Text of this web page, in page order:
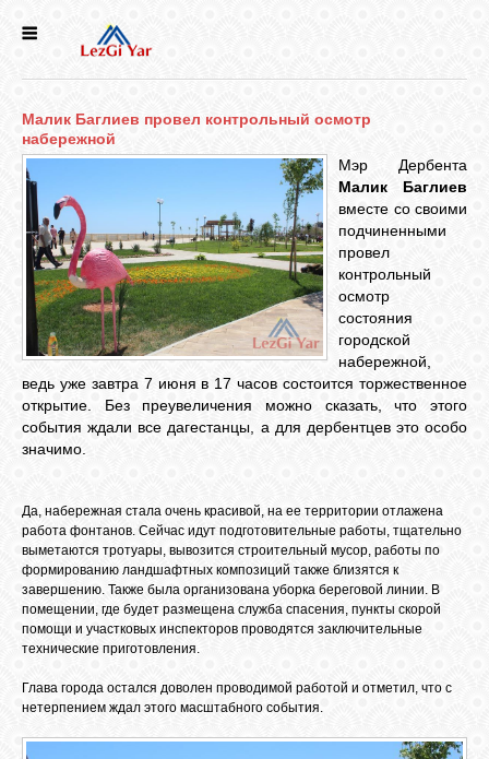
СЕЛА
ИСТОРИЯ
КУЛЬТУРА
ГОЛОС
ЛЕЗГИН
НАРОДЫ
ГОСТЕВАЯ
Малик Баглиев провел контрольный осмотр
набережной
Мэр Дербента
Малик Баглиев
вместе со своими
подчиненными
провел
контрольный
осмотр
состояния
городской
набережной,
ведь уже завтра 7 июня в 17 часов состоится торжественное
открытие. Без преувеличения можно сказать, что этого
события ждали все дагестанцы, а для дербентцев это особо
значимо.
Да, набережная стала очень красивой, на ее территории отлажена
работа фонтанов. Сейчас идут подготовительные работы, тщательно
выметаются тротуары, вывозится строительный мусор, работы по
формированию ландшафтных композиций также близятся к
завершению. Также была организована уборка береговой линии. В
помещении, где будет размещена служба спасения, пункты скорой
помощи и участковых инспекторов проводятся заключительные
технические приготовления.
Глава города остался доволен проводимой работой и отметил, что с
нетерпением ждал этого масштабного события.